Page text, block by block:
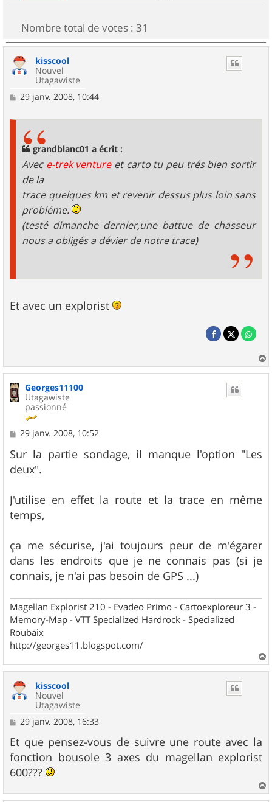
Nombre total de votes : 31
kisscool
Nouvel
Utagawiste
M
29 janv. 2008, 10:44
grandblanc01 a écrit :
Avec e-trek venture et carto tu peu trés bien sortir
de la
trace quelques km et revenir dessus plus loin sans
probléme.
(testé dimanche dernier,une battue de chasseur
nous a obligés a dévier de notre trace)
Et avec un explorist
a
Georges11100
Utagawiste
passionné
M
s
s
a
29 janv. 2008, 10:52
Sur la partie sondage, il manque l'option "Les
deux".
J'utilise en effet la route et la trace en même
temps,
ça me sécurise, j'ai toujours peur de m'égarer
dans les endroits que je ne connais pas (si je
connais, je n'ai pas besoin de GPS ...)
Magellan Explorist 210 - Evadeo Primo - Cartoexploreur 3 -
Memory-Map - VTT Specialized Hardrock - Specialized
Roubaix
http://georges11.blogspot.com/
a
kisscool
Nouvel
Utagawiste
M
s
s
a
g
e
29 janv. 2008, 16:33
Et que pensez-vous de suivre une route avec la
fonction bousole 3 axes du magellan explorist
600???
a